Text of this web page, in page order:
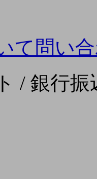
て問い
/ 銀行